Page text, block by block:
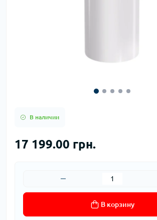
В наличии
17 199.00 грн.
В корзину